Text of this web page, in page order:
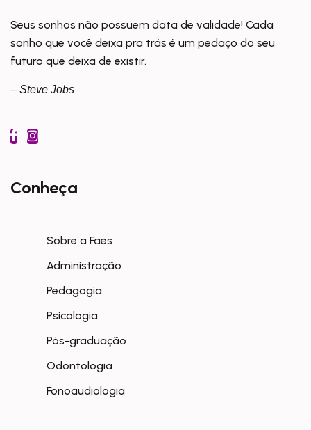
Seus sonhos não possuem data de validade! Cada
sonho que você deixa pra trás é um pedaço do seu
futuro que deixa de existir.
– Steve Jobs
Conheça
Sobre a Faes
Administração
Pedagogia
Psicologia
Pós-graduação
Odontologia
Fonoaudiologia